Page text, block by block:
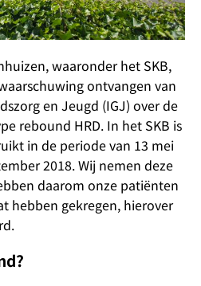
waaronder het SKB,
ontvangen van
en Jeugd (IGJ) over de
rebound HRD. In het SKB is
in de periode van 13 mei
2018. Wij nemen deze
daarom onze patiënten
hebben gekregen, hierover